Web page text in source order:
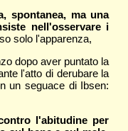
spontanea, ma una
nell'osservare i
solo l'apparenza,
dopo aver puntato la
l'atto di derubare la
un seguace di Ibsen:
l'abitudine per